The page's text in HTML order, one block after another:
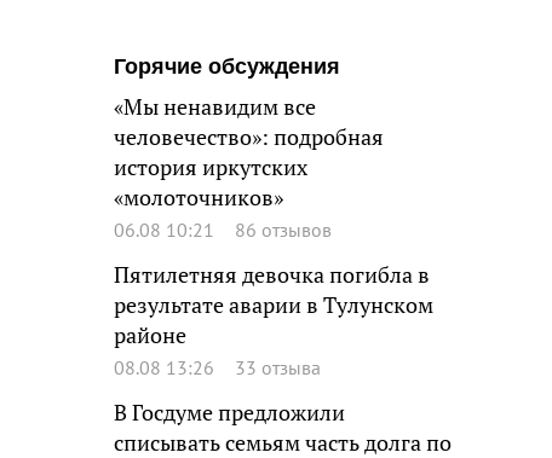
Горячие обсуждения
«Мы ненавидим все
человечество»: подробная
история иркутских
«молоточников»
06.08 10:21 86 отзывов
Пятилетняя девочка погибла в
результате аварии в Тулунском
районе
08.08 13:26 33 отзыва
В Госдуме предложили
списывать семьям часть долга по